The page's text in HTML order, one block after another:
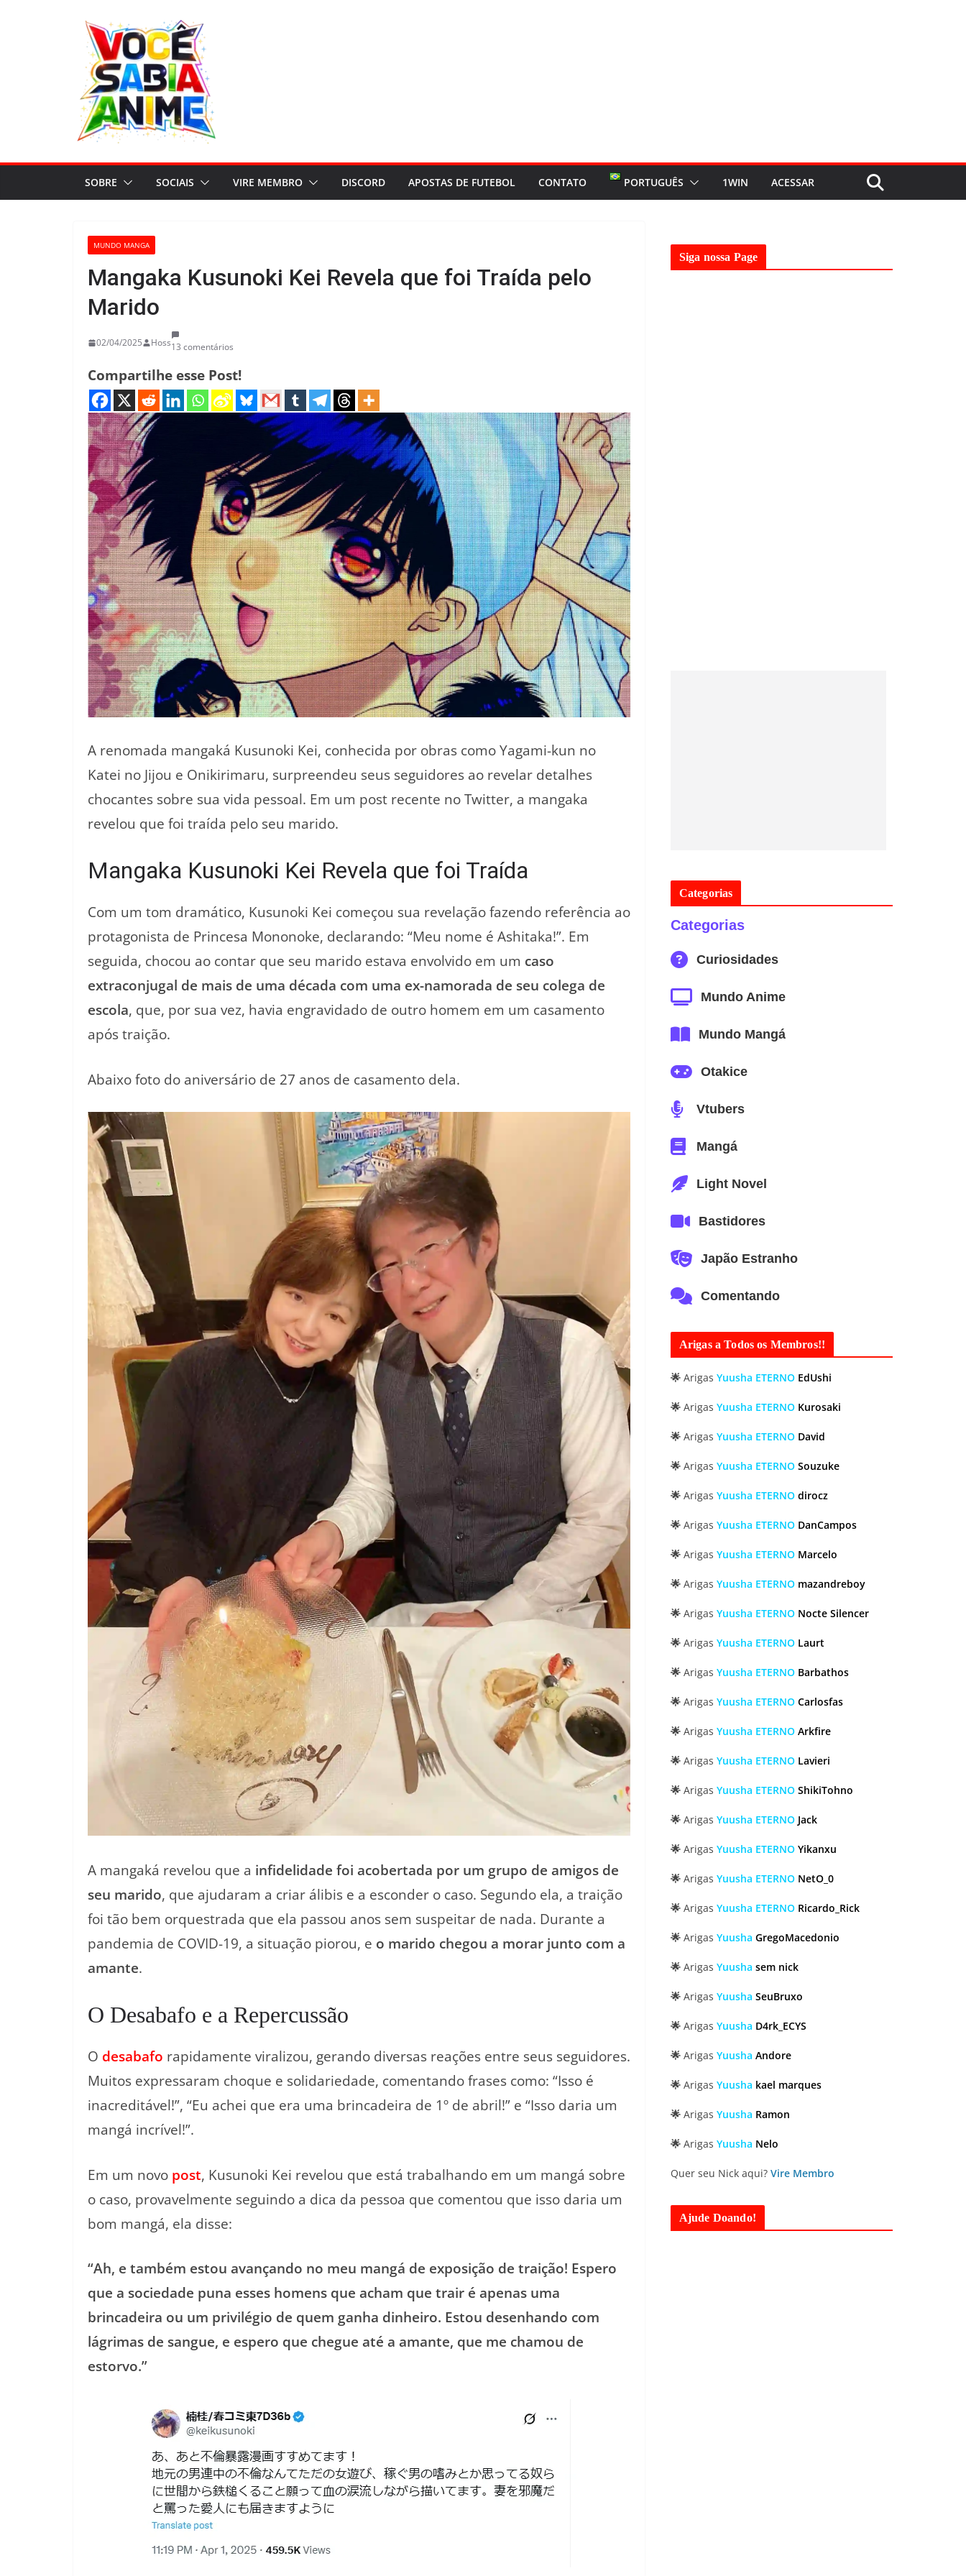
SOBRE SOCIAIS VIRE MEMBRO DISCORD APOSTAS DE FUTEBOL CONTATO PORTUGUÊS 1WIN ACESSAR
MUNDO MANGA
Mangaka Kusunoki Kei Revela que foi Traída pelo
Marido
02/04/2025 Hoss13 comentários
Compartilhe esse Post!
A renomada mangaká Kusunoki Kei, conhecida por obras como Yagami-kun no
Katei no Jijou e Onikirimaru, surpreendeu seus seguidores ao revelar detalhes
chocantes sobre sua vida pessoal. Em um post recente no Twitter, a mangaka
revelou que foi traída pelo seu marido.
Mangaka Kusunoki Kei Revela que foi Traída
Com um tom dramático, Kusunoki Kei começou sua revelação fazendo referência ao
protagonista de Princesa Mononoke, declarando: “Meu nome é Ashitaka!”. Em
seguida, chocou ao contar que seu marido estava envolvido em um caso
extraconjugal de mais de uma década com uma ex-namorada de seu colega de
escola, que, por sua vez, havia engravidado de outro homem em um casamento
após traição.
Abaixo foto do aniversário de 27 anos de casamento dela.
A mangaká revelou que a infidelidade foi acobertada por um grupo de amigos de
seu marido, que ajudaram a criar álibis e a esconder o caso. Segundo ela, a traição
foi tão bem orquestrada que ela passou anos sem suspeitar de nada. Durante a
pandemia de COVID-19, a situação piorou, e o marido chegou a morar junto com a
amante.
O Desabafo e a Repercussão
O desabafo rapidamente viralizou, gerando diversas reações entre seus seguidores.
Muitos expressaram choque e solidariedade, comentando frases como: “Isso é
inacreditável!”, “Eu achei que era uma brincadeira de 1º de abril!” e “Isso daria um
mangá incrível!”.
Em um novo post, Kusunoki Kei revelou que está trabalhando em um mangá sobre
o caso, provavelmente seguindo a dica da pessoa que comentou que isso daria um
bom mangá, ela disse:
“Ah, e também estou avançando no meu mangá de exposição de traição! Espero
que a sociedade puna esses homens que acham que trair é apenas uma
brincadeira ou um privilégio de quem ganha dinheiro. Estou desenhando com
lágrimas de sangue, e espero que chegue até a amante, que me chamou de
estorvo.”
Siga nossa Page
Categorias
Categorias
Curiosidades
Mundo Anime
Mundo Mangá
Otakice
Vtubers
Mangá
Light Novel
Bastidores
Japão Estranho
Comentando
Arigas a Todos os Membros!!
🌟 Arigas Yuusha ETERNO EdUshi
🌟 Arigas Yuusha ETERNO Kurosaki
🌟 Arigas Yuusha ETERNO David
🌟 Arigas Yuusha ETERNO Souzuke
🌟 Arigas Yuusha ETERNO dirocz
🌟 Arigas Yuusha ETERNO DanCampos
🌟 Arigas Yuusha ETERNO Marcelo
🌟 Arigas Yuusha ETERNO mazandreboy
🌟 Arigas Yuusha ETERNO Nocte Silencer
🌟 Arigas Yuusha ETERNO Laurt
🌟 Arigas Yuusha ETERNO Barbathos
🌟 Arigas Yuusha ETERNO Carlosfas
🌟 Arigas Yuusha ETERNO Arkfire
🌟 Arigas Yuusha ETERNO Lavieri
🌟 Arigas Yuusha ETERNO ShikiTohno
🌟 Arigas Yuusha ETERNO Jack
🌟 Arigas Yuusha ETERNO Yikanxu
🌟 Arigas Yuusha ETERNO NetO_0
🌟 Arigas Yuusha ETERNO Ricardo_Rick
🌟 Arigas Yuusha GregoMacedonio
🌟 Arigas Yuusha sem nick
🌟 Arigas Yuusha SeuBruxo
🌟 Arigas Yuusha D4rk_ECYS
🌟 Arigas Yuusha Andore
🌟 Arigas Yuusha kael marques
🌟 Arigas Yuusha Ramon
🌟 Arigas Yuusha Nelo
Quer seu Nick aqui? Vire Membro
Ajude Doando!